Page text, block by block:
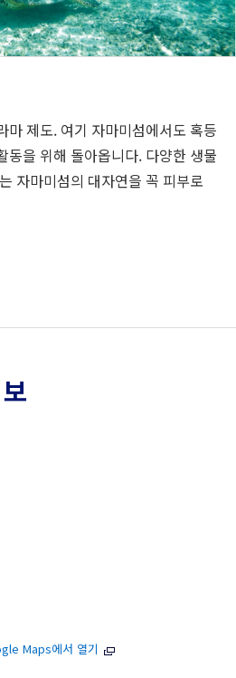
마 제도. 여기 자마미섬에서도 혹등
동을 위해 돌아옵니다. 다양한 생물
자마미섬의 대자연을 꼭 피부로
Maps에서 열기